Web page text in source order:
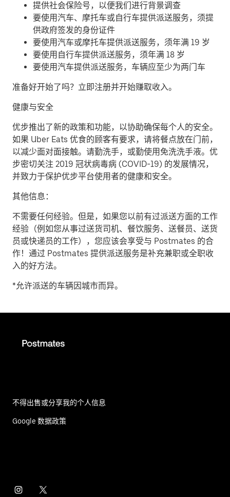
提供社会保险号，以便我们进行背景调查
要使用汽车、摩托车或自行车提供派送服务，须提
供政府签发的身份证件
要使用汽车或摩托车提供派送服务，须年满 19 岁
要使用自行车提供派送服务，须年满 18 岁
要使用汽车提供派送服务，车辆应至少为两门车
准备好开始了吗？立即注册并开始赚取收入。
健康与安全
优步推出了新的政策和功能，以协助确保每个人的安全。
如果 Uber Eats 优食的顾客有要求，请将餐点放在门前，
以减少面对面接触。请勤洗手，或勤使用免洗洗手液。优
步密切关注 2019 冠状病毒病 (COVID-19) 的发展情况，
并致力于保护优步平台使用者的健康和安全。
其他信息：
不需要任何经验。但是，如果您以前有过派送方面的工作
经验（例如您从事过送货司机、餐饮服务、送餐员、送货
员或快递员的工作），您应该会享受与 Postmates 的合
作！通过 Postmates 提供派送服务是补充兼职或全职收
入的好方法。
*允许派送的车辆因城市而异。
不得出售或分享我的个人信息
Google 数据政策